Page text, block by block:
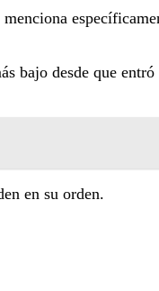
bajo desde que
en su orden.